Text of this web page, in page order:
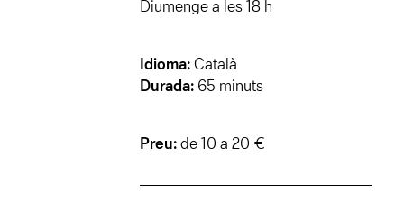
Diumenge a les 18 h
Idioma: Català
Durada:65 minuts
Preu:de 10 a 20 €